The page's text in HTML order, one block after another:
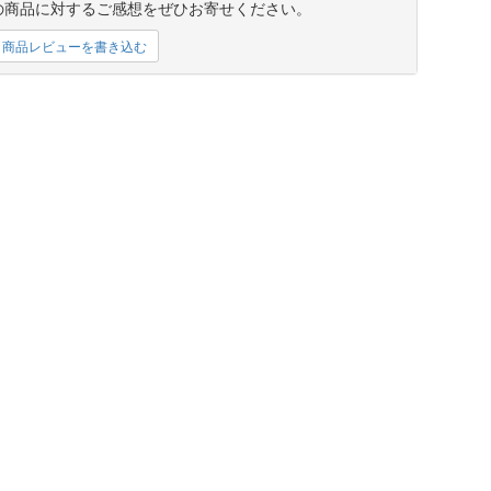
品に対するご感想をぜひお寄せください。
品レビューを書き込む